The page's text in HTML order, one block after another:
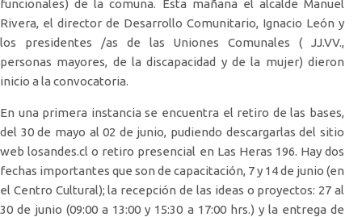
funcionales) de la comuna. Esta mañana el alcalde Manuel
Rivera, el director de Desarrollo Comunitario, Ignacio León y
los presidentes /as de las Uniones Comunales ( JJ.VV.,
personas mayores, de la discapacidad y de la mujer) dieron
inicio a la convocatoria.
En una primera instancia se encuentra el retiro de las bases,
del 30 de mayo al 02 de junio, pudiendo descargarlas del sitio
web losandes.cl o retiro presencial en Las Heras 196. Hay dos
fechas importantes que son de capacitación, 7 y 14 de junio (en
el Centro Cultural); la recepción de las ideas o proyectos: 27 al
30 de junio (09:00 a 13:00 y 15:30 a 17:00 hrs.) y la entrega de